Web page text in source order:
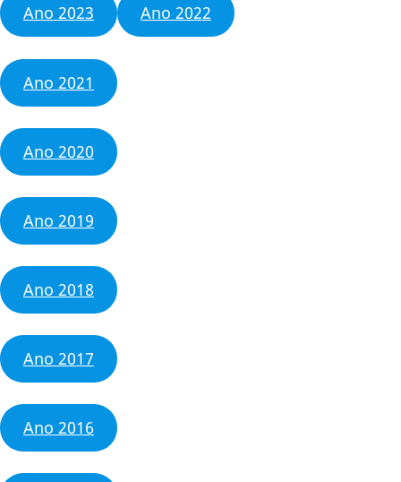
Ano 2023 Ano 2022
Ano 2021
Ano 2020
Ano 2019
Ano 2018
Ano 2017
Ano 2016